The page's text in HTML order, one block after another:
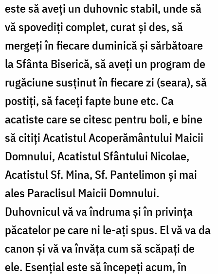
este să aveţi un duhovnic stabil, unde să
vă spovediţi complet, curat şi des, să
mergeţi în fiecare duminică şi sărbătoare
la Sfânta Biserică, să aveţi un program de
rugăciune susţinut în fiecare zi (seara), să
postiţi, să faceţi fapte bune etc. Ca
acatiste care se citesc pentru boli, e bine
să citiţi Acatistul Acoperământului Maicii
Domnului, Acatistul Sfântului Nicolae,
Acatistul Sf. Mina, Sf. Pantelimon şi mai
ales Paraclisul Maicii Domnului.
Duhovnicul vă va îndruma şi în privinţa
păcatelor pe care ni le-aţi spus. El vă va da
canon şi vă va învăţa cum să scăpaţi de
ele. Esenţial este să începeţi acum, în